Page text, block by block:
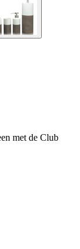
met de Club